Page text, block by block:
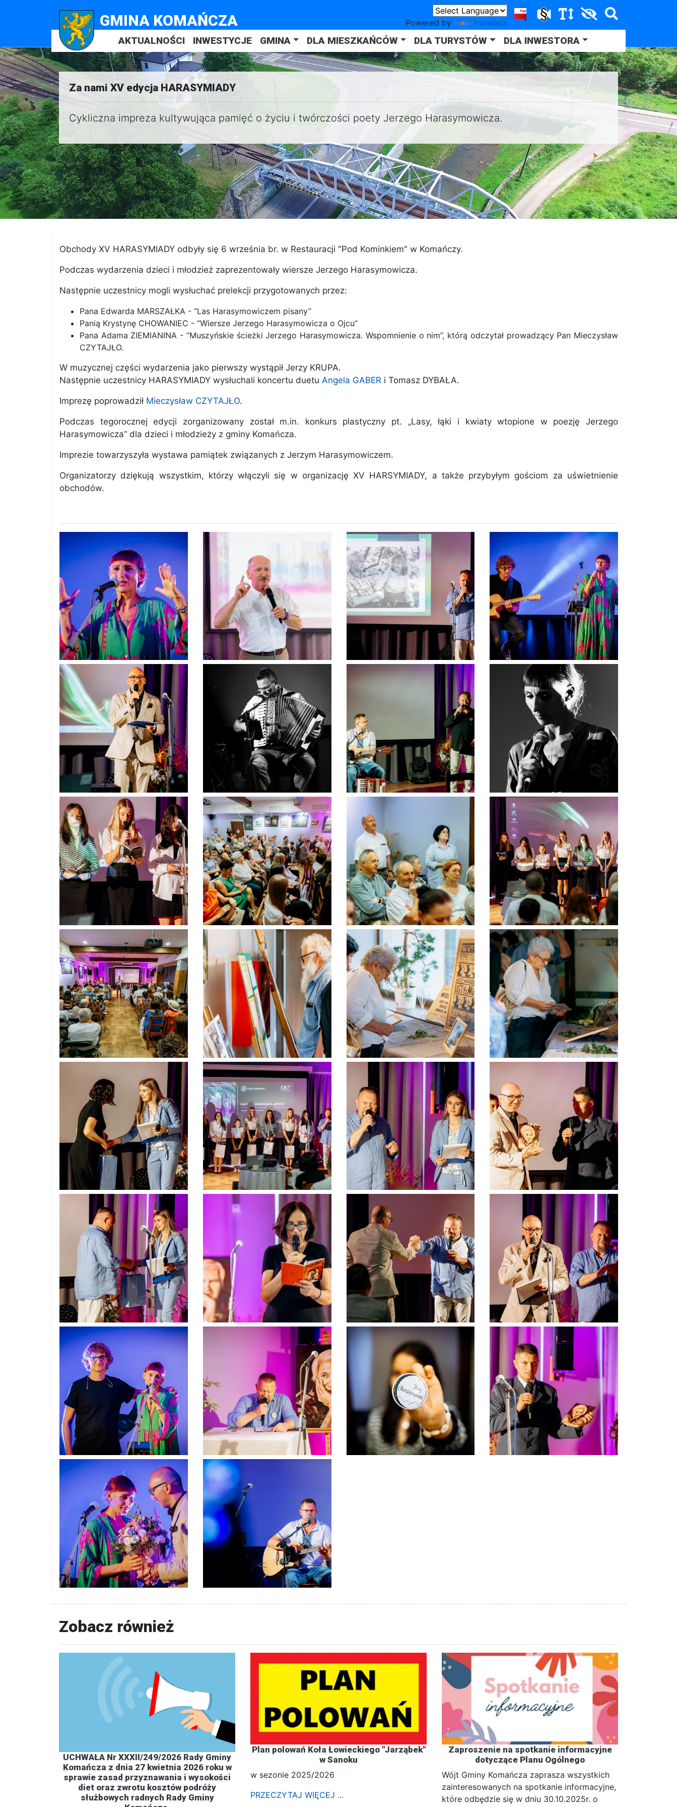
Powered by Translate
GMINA KOMAŃCZA
AKTUALNOŚCI INWESTYCJE GMINA DLA MIESZKAŃCÓW DLA TURYSTÓW DLA INWESTORA
Za nami XV edycja HARASYMIADY
Cykliczna impreza kultywująca pamięć o życiu i twórczości poety Jerzego Harasymowicza.
Obchody XV HARASYMIADY odbyły się 6 września br. w Restauracji "Pod Kominkiem" w Komańczy.
Podczas wydarzenia dzieci i młodzież zaprezentowały wiersze Jerzego Harasymowicza.
Następnie uczestnicy mogli wysłuchać prelekcji przygotowanych przez:
Pana Edwarda MARSZAŁKA - “Las Harasymowiczem pisany”
Panią Krystynę CHOWANIEC - “Wiersze Jerzego Harasymowicza o Ojcu”
Pana Adama ZIEMIANINA - “Muszyńskie ścieżki Jerzego Harasymowicza. Wspomnienie o nim”, którą odczytał prowadzący Pan Mieczysław
CZYTAJŁO.
W muzycznej części wydarzenia jako pierwszy wystąpił Jerzy KRUPA.
Następnie uczestnicy HARASYMIADY wysłuchali koncertu duetu Angela GABER i Tomasz DYBAŁA.
Imprezę poprowadził Mieczysław CZYTAJŁO.
Podczas tegorocznej edycji zorganizowany został m.in. konkurs plastyczny pt. „Lasy, łąki i kwiaty wtopione w poezję Jerzego
Harasymowicza” dla dzieci i młodzieży z gminy Komańcza.
Imprezie towarzyszyła wystawa pamiątek związanych z Jerzym Harasymowiczem.
Organizatorzy dziękują wszystkim, którzy włączyli się w organizację XV HARSYMIADY, a także przybyłym gościom za uświetnienie
obchodów.
Zobacz również
UCHWAŁA Nr XXXII/249/2026 Rady Gminy
Komańcza z dnia 27 kwietnia 2026 roku w
sprawie zasad przyznawania i wysokości
diet oraz zwrotu kosztów podróży
służbowych radnych Rady Gminy
Plan polowań Koła Łowieckiego "Jarząbek"
w Sanoku
w sezonie 2025/2026
PRZECZYTAJ WIĘCEJ ...
Zaproszenie na spotkanie informacyjne
dotyczące Planu Ogólnego
Wójt Gminy Komańcza zaprasza wszystkich
zainteresowanych na spotkanie informacyjne,
które odbędzie się w dniu 30.10.2025r. o